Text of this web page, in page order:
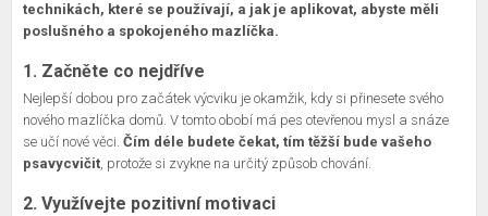
technikách, které se používají, a jak je aplikovat, abyste měli
poslušného a spokojeného mazlíčka.
1. Začněte co nejdříve
Nejlepší dobou pro začátek výcviku je okamžik, kdy si přinesete svého
nového mazlíčka domů. V tomto obobí má pes otevřenou mysl a snáze
se učí nové věci. Čím déle budete čekat, tím těžší bude vašeho
psavycvičit, protože si zvykne na určitý způsob chování.
2. Využívejte pozitivní motivaci